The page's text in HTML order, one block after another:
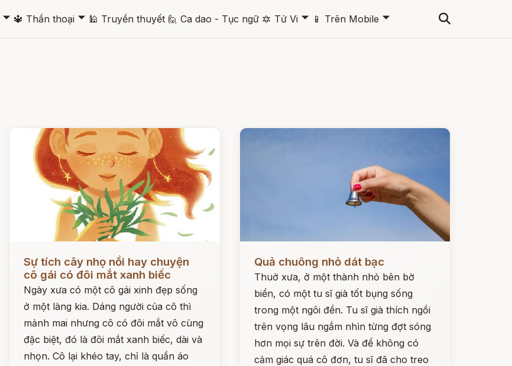
🞃 🔱 Thần thoại 🞃 🕌 Truyền thuyết 🙋 Ca dao - Tục ngữ 🔯 Tử Vi 🞃 📱 Trên Mobile 🞃
Sự tích cây nhọ nồi hay chuyện
cô gái có đôi mắt xanh biếc
Ngày xưa có một cô gái xinh đẹp sống
ở một làng kia. Dáng người của cô thì
mảnh mai nhưng cô có đôi mắt vô cùng
đặc biệt, đó là đôi mắt xanh biếc, dài và
nhọn. Cô lại khéo tay, chỉ là quần áo
Quả chuông nhỏ dát bạc
Thuở xưa, ở một thành nhỏ bên bờ
biển, có một tu sĩ già tốt bụng sống
trong một ngôi đền. Tu sĩ già thích ngồi
trên vọng lâu ngắm nhìn từng đợt sóng
hơn mọi sự trên đời. Và để không có
cảm giác quá cô đơn, tu sĩ đã cho treo